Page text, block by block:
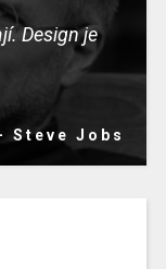
Design je
Steve Jobs